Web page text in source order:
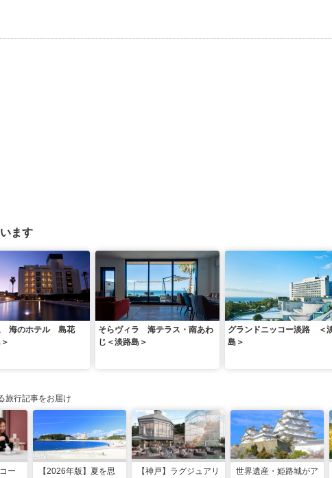
ます
海のホテル 島花
そらヴィラ 海テラス・南あわ
じ＜淡路島＞
グランドニッコー淡路 ＜
島＞
旅行記事をお届け
ー 【2026年版】夏を思 【神戸】ラグジュアリ 世界遺産・姫路城がア